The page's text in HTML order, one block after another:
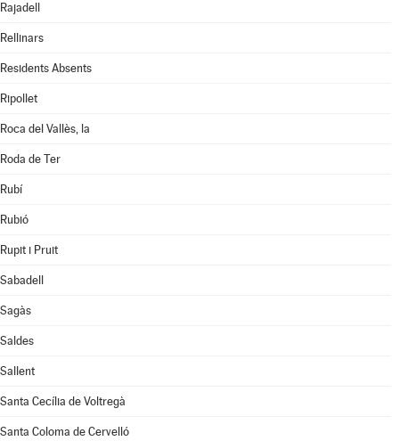
Rajadell
Rellinars
Residents Absents
Ripollet
Roca del Vallès, la
Roda de Ter
Rubí
Rubió
Rupit i Pruit
Sabadell
Sagàs
Saldes
Sallent
Santa Cecília de Voltregà
Santa Coloma de Cervelló